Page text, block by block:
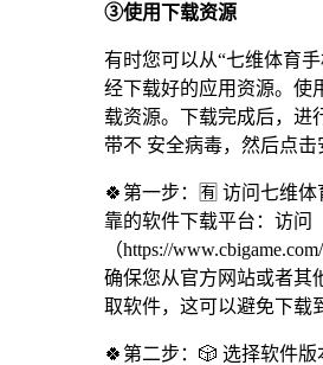
③使用下载资源
有时您可以从“七维体育
经下载好的应用资源。使
载资源。下载完成后，进
带不 安全病毒，然后点击
🍀第一步：🈶 访问七维
靠的软件下载平台：访问
（https://
确保您从官方网站或者其
取软件，这可以避免下载
🍀第二步：🎲 选择软件